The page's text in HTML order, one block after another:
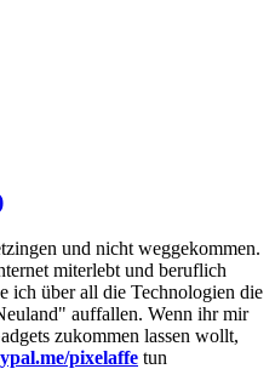
und nicht weggekommen.
miterlebt und beruflich
ich über all die Technologien die
auffallen. Wenn ihr mir
zukommen lassen wollt,
pixelaffe tun